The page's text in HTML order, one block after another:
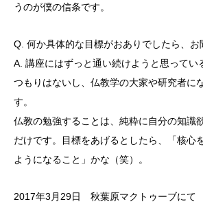
うのが僕の信条です。
Q. 何か具体的な目標がおありでしたら、お
A. 講座にはずっと通い続けようと思ってい
つもりはないし、仏教学の大家や研究者に
す。
仏教の勉強することは、純粋に自分の知識
だけです。目標をあげるとしたら、「核心
ようになること」かな（笑）。
2017年3月29日 秋葉原マクトゥーブにて